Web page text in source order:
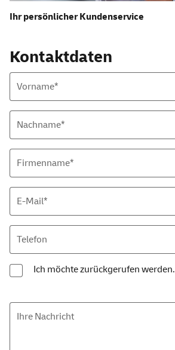
Ihr persönlicher Kundenservice
Kontaktdaten
Vorname*
Nachname*
Firmenname*
E-Mail*
Telefon
Ich möchte zurückgerufen werden.
Ihre Nachricht